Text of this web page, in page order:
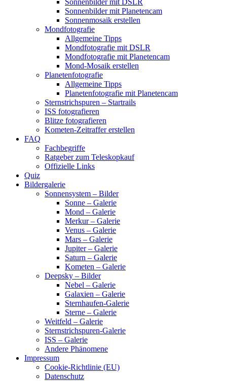
Sonnenbilder mit Planetencam
Sonnenmosaik erstellen
Mondfotografie
Allgemeine Tipps
Mondfotografie mit DSLR
Mondfotografie mit Planetencam
Mond-Mosaik erstellen
Planetenfotografie
Allgemeine Tipps
Planetenfotografie mit Planetencam
Sternstrichspuren – Startrails
ISS fotografieren
Blitze fotografieren
Kometen-Zeitraffer erstellen
FAQ
Fachbegriffe
Ratgeber zum Teleskopkauf
Offizielle Links
Quiz
Bildergalerie
Sonnensystem – Bilder
Sonne – Galerie
Mond – Galerie
Merkur – Galerie
Venus – Galerie
Mars – Galerie
Jupiter – Galerie
Saturn – Galerie
Kometen – Galerie
Deepsky – Bilder
Nebel – Galerie
Galaxien – Galerie
Sternhaufen-Galerie
Sterne – Galerie
Weitfeld – Galerie
Sternstrichspuren-Galerie
ISS – Galerie
Andere Phänomene
Impressum
Cookie-Richtlinie (EU)
Datenschutz